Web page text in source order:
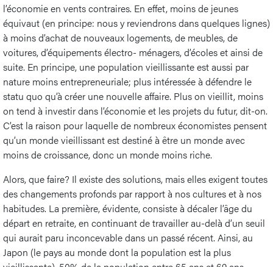
l’économie en vents contraires. En effet, moins de jeunes
équivaut (en principe: nous y reviendrons dans quelques lignes)
à moins d’achat de nouveaux logements, de meubles, de
voitures, d’équipements électro- ménagers, d’écoles et ainsi de
suite. En principe, une population vieillissante est aussi par
nature moins entrepreneuriale; plus intéressée à défendre le
statu quo qu’à créer une nouvelle affaire. Plus on vieillit, moins
on tend à investir dans l’économie et les projets du futur, dit-on.
C’est la raison pour laquelle de nombreux économistes pensent
qu’un monde vieillissant est destiné à être un monde avec
moins de croissance, donc un monde moins riche.
Alors, que faire? Il existe des solutions, mais elles exigent toutes
des changements profonds par rapport à nos cultures et à nos
habitudes. La première, évidente, consiste à décaler l’âge du
départ en retraite, en continuant de travailler au-delà d’un seuil
qui aurait paru inconcevable dans un passé récent. Ainsi, au
Japon (le pays au monde dont la population est la plus